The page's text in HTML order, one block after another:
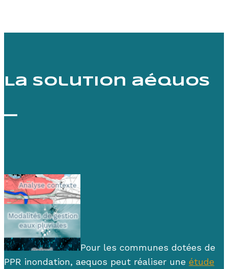
La solution aéquos
—
Pour les communes dotées de
PPR inondation, aequos peut réaliser une étude